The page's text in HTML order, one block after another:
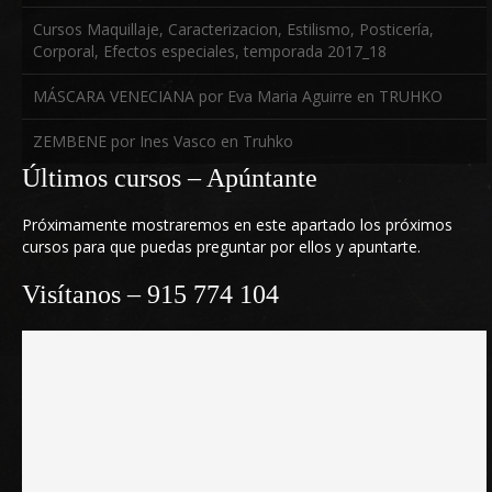
Cursos Maquillaje, Caracterizacion, Estilismo, Posticería,
Corporal, Efectos especiales, temporada 2017_18
MÁSCARA VENECIANA por Eva Maria Aguirre en TRUHKO
ZEMBENE por Ines Vasco en Truhko
Últimos cursos – Apúntante
Próximamente mostraremos en este apartado los próximos
cursos para que puedas preguntar por ellos y apuntarte.
Visítanos – 915 774 104